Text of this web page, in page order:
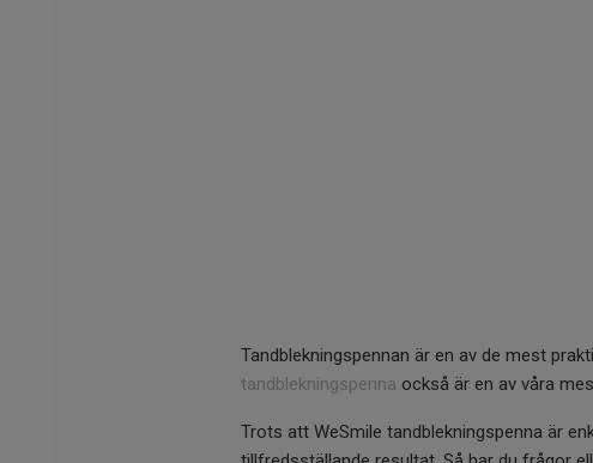
Tandblekningspennan är en av de mest
tandblekningspenna också är en av våra
Trots att WeSmile tandblekningspenna är